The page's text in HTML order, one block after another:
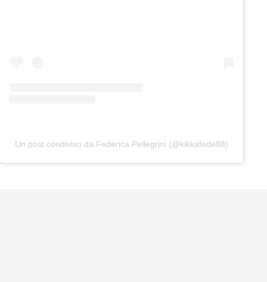
Un post condiviso da Federica Pellegrini (@kikkafede88)